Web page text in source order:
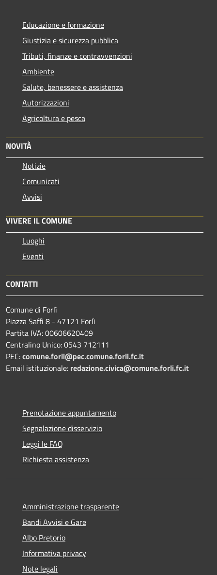
Educazione e formazione
Giustizia e sicurezza pubblica
Tributi, finanze e contravvenzioni
Ambiente
Salute, benessere e assistenza
Autorizzazioni
Agricoltura e pesca
NOVITÀ
Notizie
Comunicati
Avvisi
VIVERE IL COMUNE
Luoghi
Eventi
CONTATTI
Comune di Forlì
Piazza Saffi 8 - 47121 Forlì
Partita IVA: 00606620409
Centralino Unico: 0543 712111
PEC:comune.forli@pec.comune.forli.fc.it
Email istituzionale: redazione.civica@comune.forli.fc.it
Prenotazione appuntamento
Segnalazione disservizio
Leggi le FAQ
Richiesta assistenza
Amministrazione trasparente
Bandi Avvisi e Gare
Albo Pretorio
Informativa privacy
Note legali